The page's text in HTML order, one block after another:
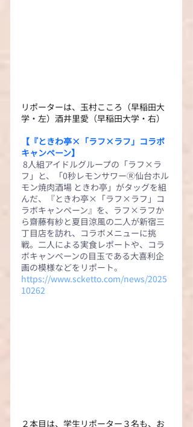
リポーターは、玉村こころ（早稲田大
学・左）酒井里愛（早稲田大学・右）
【『ときわ亭×「ラフ×ラフ」コラボ
キャンペーン】
8人組アイドルグループの「ラフ×ラ
フ」と、「0秒レモンサワーⓇ仙台ホル
モン焼肉酒場 ときわ亭」がタッグを組
んだ、『ときわ亭×「ラフ×ラフ」コ
ラボキャンペーン』を、ラフ×ラフか
ら齋藤有紗と夏目涼風の二人が新宿三
丁目店を訪れ、コラボメニューに挑
戦。二人による実食レポートや、コラ
ボキャンペーンの目玉である大喜利企
画の模様などをリポート。
https://www.scketto.com/news/2025
10262
２本目は、学生リポーター３名も、お